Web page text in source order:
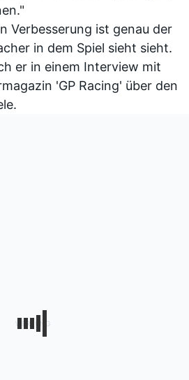
Verbesserung ist genau der
in dem Spiel sieht sieht.
er in einem Interview mit
'GP Racing' über den